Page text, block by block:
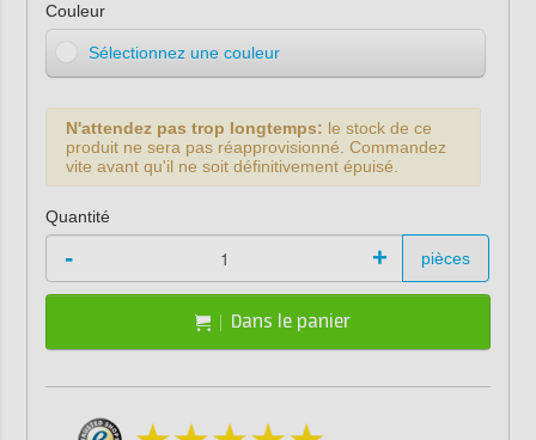
Couleur
Sélectionnez une couleur
N'attendez pas trop longtemps: le stock de ce
produit ne sera pas réapprovisionné. Commandez
vite avant qu'il ne soit définitivement épuisé.
Quantité
- + pièces
Dans le panier